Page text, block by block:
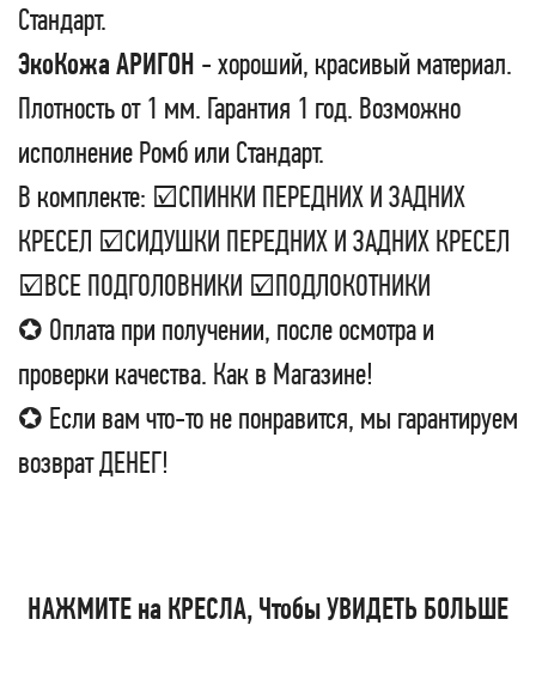
Стандарт.
ЭкоКожа АРИГОН - хороший, красивый материал.
Плотность от 1 мм. Гарантия 1 год. Возможно
исполнение Ромб или Стандарт.
В комплекте: ☑СПИНКИ ПЕРЕДНИХ И ЗАДНИХ
КРЕСЕЛ ☑СИДУШКИ ПЕРЕДНИХ И ЗАДНИХ КРЕСЕЛ
☑ВСЕ ПОДГОЛОВНИКИ ☑ПОДЛОКОТНИКИ
✪ Оплата при получении, после осмотра и
проверки качества. Как в Магазине!
✪ Если вам что-то не понравится, мы гарантируем
возврат ДЕНЕГ!
НАЖМИТЕ на КРЕСЛА, Чтобы УВИДЕТЬ БОЛЬШЕ